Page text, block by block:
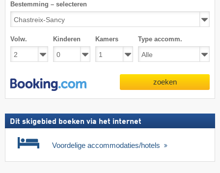
Bestemming – selecteren
Volw. Kinderen Kamers Type accomm.
zoeken
Dit skigebied boeken via het internet
Voordelige accommodaties/hotels